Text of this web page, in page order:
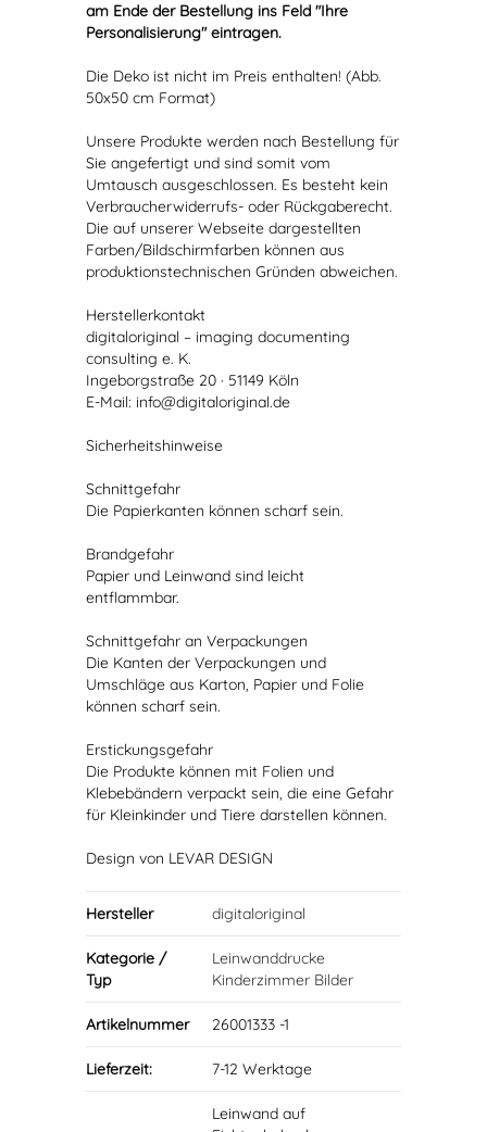
am Ende der Bestellung ins Feld "Ihre
Personalisierung" eintragen.
Die Deko ist nicht im Preis enthalten! (Abb.
50x50 cm Format)
Unsere Produkte werden nach Bestellung für
Sie angefertigt und sind somit vom
Umtausch ausgeschlossen. Es besteht kein
Verbraucherwiderrufs- oder Rückgaberecht.
Die auf unserer Webseite dargestellten
Farben/Bildschirmfarben können aus
produktionstechnischen Gründen abweichen.
Herstellerkontakt
digitaloriginal – imaging documenting
consulting e. K.
Ingeborgstraße 20 · 51149 Köln
E-Mail: info@digitaloriginal.de
Sicherheitshinweise
Schnittgefahr
Die Papierkanten können scharf sein.
Brandgefahr
Papier und Leinwand sind leicht
entflammbar.
Schnittgefahr an Verpackungen
Die Kanten der Verpackungen und
Umschläge aus Karton, Papier und Folie
können scharf sein.
Erstickungsgefahr
Die Produkte können mit Folien und
Klebebändern verpackt sein, die eine Gefahr
für Kleinkinder und Tiere darstellen können.
Design von LEVAR DESIGN
Hersteller digitaloriginal
Kategorie /
Typ
Leinwanddrucke
Kinderzimmer Bilder
Artikelnummer 26001333 -1
Lieferzeit: 7-12 Werktage
Leinwand auf